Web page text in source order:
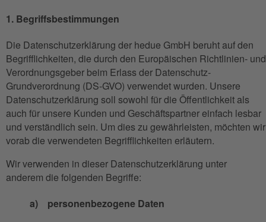
1. Begriffsbestimmungen
Die Datenschutzerklärung der hedue GmbH beruht auf den
Begrifflichkeiten, die durch den Europäischen Richtlinien- und
Verordnungsgeber beim Erlass der Datenschutz-
Grundverordnung (DS-GVO) verwendet wurden. Unsere
Datenschutzerklärung soll sowohl für die Öffentlichkeit als
auch für unsere Kunden und Geschäftspartner einfach lesbar
und verständlich sein. Um dies zu gewährleisten, möchten wir
vorab die verwendeten Begrifflichkeiten erläutern.
Wir verwenden in dieser Datenschutzerklärung unter
anderem die folgenden Begriffe:
a) personenbezogene Daten